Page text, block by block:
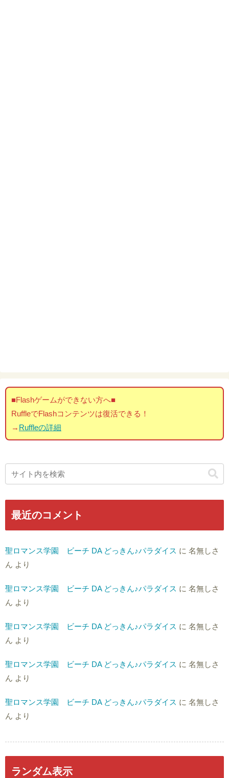
■Flashゲームができない方へ■
RuffleでFlashコンテンツは復活できる！
→ Ruffleの詳細
最近のコメント
聖ロマンス学園 ビーチ DA どっきん♪パラダイス に 名無しさ
ん より
聖ロマンス学園 ビーチ DA どっきん♪パラダイス に 名無しさ
ん より
聖ロマンス学園 ビーチ DA どっきん♪パラダイス に 名無しさ
ん より
聖ロマンス学園 ビーチ DA どっきん♪パラダイス に 名無しさ
ん より
聖ロマンス学園 ビーチ DA どっきん♪パラダイス に 名無しさ
ん より
ランダム表示